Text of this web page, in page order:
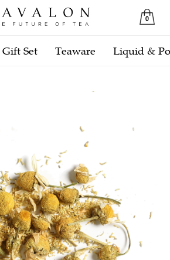
0
Gift Set Teaware Liquid &